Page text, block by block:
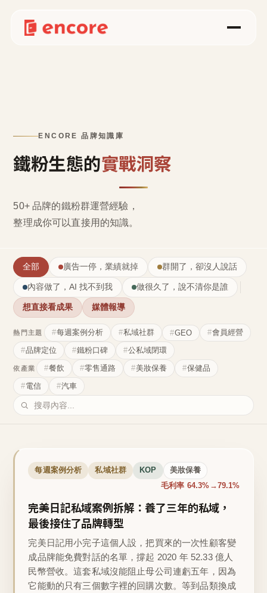
ENCORE 品牌知識庫
鐵粉生態的實戰洞察
50+ 品牌的鐵粉群運營經驗，
整理成你可以直接用的知識。
全部 廣告一停，業績就掉 群開了，卻沒人說話
內容做了，AI 找不到我 做很久了，說不清你是誰
想直接看成果 媒體報導
熱門主題 每週案例分析 私域社群 GEO
會員經營
品牌定位
鐵粉口碑 公私域閉環
依產業 餐飲 零售通路 美妝保養
保健品
電信
汽車
每週案例分析 私域社群 KOP 美妝保養
毛利率 64.3%→79.1%
完美日記私域案例拆解：養了三年的私域，
最後接住了品牌轉型
完美日記用小完子這個人設，把買來的一次性顧客變
成品牌能免費對話的名單，撐起 2020 年 52.33 億人
民幣營收。這套私域沒能阻止母公司連虧五年，因為
它能動的只有三個數字裡的回購次數。等到品類換成